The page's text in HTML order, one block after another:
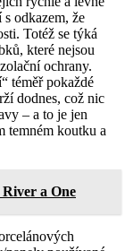
odkazem, že
Totéž se týká
které nejsou
ochrany.
téměř pokaždé
dodnes, což nic
– a to je jen
temném koutku a
a One